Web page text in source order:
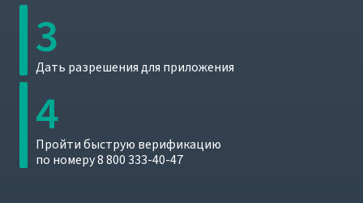
3
Дать разрешения для приложения
4
Пройти быструю верификацию
по номеру 8 800 333-40-47